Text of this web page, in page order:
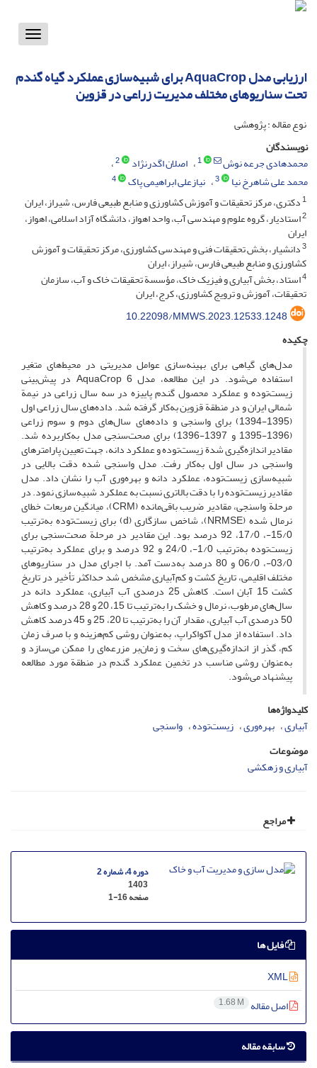
Toggle
ارزیابی مدل AquaCrop برای شبیه‌سازی عملکرد گیاه گندم
تحت سناریوهای مختلف مدیریت زراعی در قزوین
نوع مقاله : پژوهشی
نویسندگان
محمدهادی جرعه نوش
1 اصلان اگدرنژاد 2
محمد علی شاهرخ نیا 3 نیازعلی ابراهیمی پاک
4
1دکتری، مرکز تحقیقات و آموزش کشاورزی و منابع طبیعی فارس، شیراز، ایران
2استادیار، گروه علوم و مهندسی آب، واحد اهواز، دانشگاه آزاد اسلامی، اهواز،
ایران
3دانشیار، بخش تحقیقات فنی و مهندسی کشاورزی، مرکز تحقیقات و آموزش
کشاورزی و منابع طبیعی فارس، شیراز، ایران
4استاد، بخش آبیاری و فیزیک خاک، مؤسسة تحقیقات خاک و آب، سازمان
تحقیقات، آموزش و ترویج کشاورزی، کرج، ایران
10.22098/MMWS.2023.12533.1248
چکیده
مدل‌های گیاهی برای بهینه‌سازی عوامل مدیریتی در محیط‌های متغیر
استفاده می‌شود. در این مطالعه، مدل AquaCrop 6 در پیش‌بینی
زیست‌توده و عملکرد محصول گندم پاییزه در سه سال زراعی در نیمة
شمالی ایران و در منطقة قزوین به‌کار گرفته شد. داده‌های سال زراعی اول
(1395-1394) برای واسنجی و داده‌های سال‌های دوم و سوم زراعی
(1396-1395 و 1397-1396) برای صحت‌سنجی مدل به‌کاربرده ‌شد.
مقادیر اندازه‌گیری ‌شدة زیست‌توده و عملکرد دانه، جهت تعیین پارامترهای
واسنجی در سال اول به‌کار رفت. مدل واسنجی ‌شده دقت بالایی در
شبیه‌سازی زیست‌توده، عملکرد دانه و بهره‌وری آب را نشان داد. مدل
مقادیر زیست‌توده را با دقت بالاتری نسبت به عملکرد شبیه‌سازی نمود. در
مرحلة واسنجی، مقادیر ضریب باقی‌مانده (CRM)، میانگین مربعات خطای
نرمال ‌شده (NRMSE)، شاخص سازگاری (d) برای زیست‌توده به‌ترتیب
15/0-، 17/0، 92 درصد بود. این مقادیر در مرحلة صحت‌سنجی برای
زیست‌توده به‌ترتیب 1/0-، 24/0 و 92 درصد و برای عملکرد به‌ترتیب
03/0-، 06/0 و 80 درصد به‌دست آمد. با اجرای مدل در سناریوهای
مختلف اقلیمی، تاریخ کشت و کم‌آبیاری مشخص شد حداکثر تأخیر در تاریخ
کشت 15 آبان است. کاهش 25 درصدی آب آبیاری، عملکرد دانه در
سال‌های مرطوب، نرمال و خشک را به‌ترتیب تا 15، 20 و 28 درصد و کاهش
50 درصدی آب آبیاری، مقدار آن را به‌ترتیب تا 20، 25 و 45 درصد کاهش
داد. استفاده از مدل آکواکراپ، به‌عنوان روشی کم‌هزینه و با صرف زمان
کم، گذر از اندازه‌گیری‌های سخت و زمان‌بر مزرعه‌ای را ممکن می‌سازد و
به‌عنوان روشی مناسب در تخمین عملکرد گندم در منطقة مورد مطالعه
پیشنهاد می‌شود.
کلیدواژه‌ها
آبیاری بهره‌وری زیست‌توده واسنجی
موضوعات
آبیاری و زهکشی
مراجع
دوره 4، شماره 2
1403
صفحه1-16
فایل ها
اصل مقاله 1.68 M
سابقه مقاله